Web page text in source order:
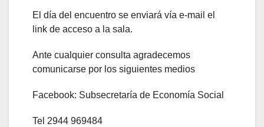
El día del encuentro se enviará vía e-mail el
link de acceso a la sala.
Ante cualquier consulta agradecemos
comunicarse por los siguientes medios
Facebook: Subsecretaría de Economía Social
Tel 2944 969484